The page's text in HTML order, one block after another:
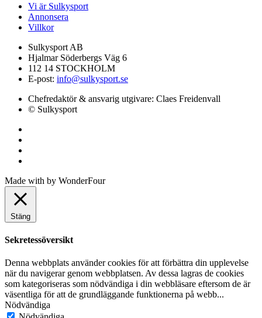
Vi är Sulkysport
Annonsera
Villkor
Sulkysport AB
Hjalmar Söderbergs Väg 6
112 14 STOCKHOLM
E-post: info@sulkysport.se
Chefredaktör & ansvarig utgivare: Claes Freidenvall
© Sulkysport
Made with by WonderFour
Stäng
Sekretessöversikt
Denna webbplats använder cookies för att förbättra din upplevelse
när du navigerar genom webbplatsen. Av dessa lagras de cookies
som kategoriseras som nödvändiga i din webbläsare eftersom de är
väsentliga för att de grundläggande funktionerna på webb...
Nödvändiga